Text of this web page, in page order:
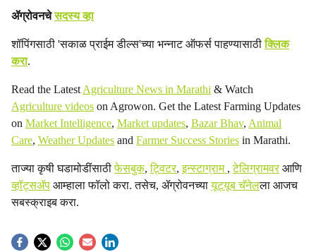
ॲग्रोवनचेसदस्य व्हा
शॉपिंगसाठी 'सकाळ प्राईम डील्स'च्या भन्नाट ऑफर्स पाहण्यासाठीक्लिक
करा.
Read the Latest Agriculture News in Marathi & Watch
Agriculture videos on Agrowon. Get the Latest Farming Updates
on Market Intelligence, Market updates, Bazar Bhav, Animal
Care, Weather Updates and Farmer Success Stories in Marathi.
ताज्या कृषी घडामोडींसाठीफेसबुक,ट्विटर,इन्स्टाग्राम ,टेलिग्रामवरआणि
व्हॉट्सॲप आम्हाला फॉलो करा. तसेच, ॲग्रोवनच्यायूट्यूब चॅनेलला आजच
सबस्क्राइब करा.